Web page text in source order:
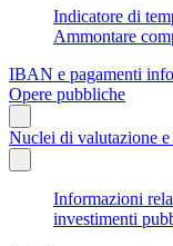
Indicatore di
Ammontare
IBAN e pagamenti
Opere pubbliche
Nuclei di valutazione
Informazioni
investimenti